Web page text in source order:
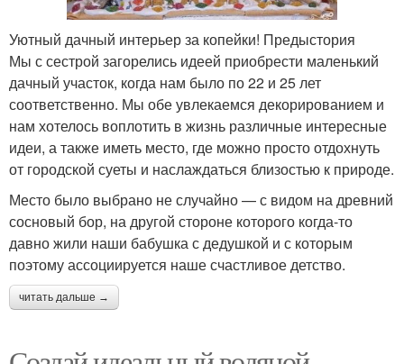
Уютный дачный интерьер за копейки! Предыстория
Мы с сестрой загорелись идеей приобрести маленький
дачный участок, когда нам было по 22 и 25 лет
соответственно. Мы обе увлекаемся декорированием и
нам хотелось воплотить в жизнь различные интересные
идеи, а также иметь место, где можно просто отдохнуть
от городской суеты и наслаждаться близостью к природе.
Место было выбрано не случайно — с видом на древний
сосновый бор, на другой стороне которого когда-то
давно жили наши бабушка с дедушкой и с которым
поэтому ассоциируется наше счастливое детство.
читать дальше →